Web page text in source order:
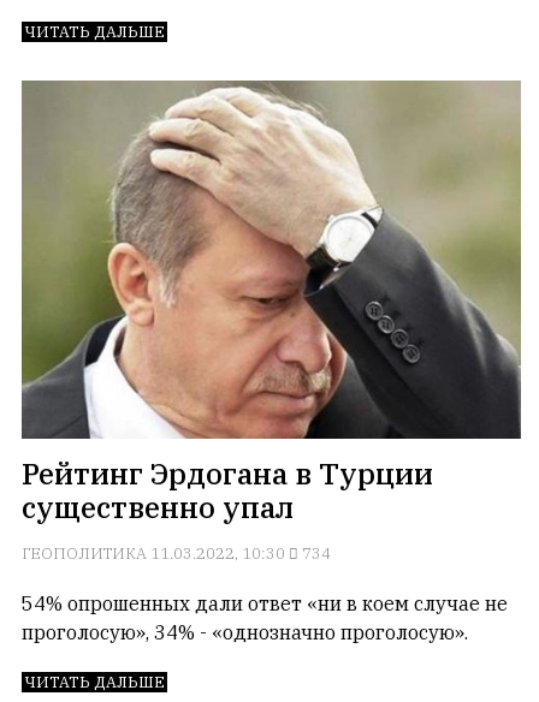
ЧИТАТЬ ДАЛЬШЕ
Рейтинг Эрдогана в Турции
существенно упал
ГЕОПОЛИТИКА 11.03.2022, 10:30 734
54% опрошенных дали ответ «ни в коем случае не
проголосую», 34% - «однозначно проголосую».
ЧИТАТЬ ДАЛЬШЕ